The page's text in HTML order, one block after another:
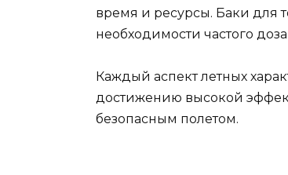
время и ресурсы. Баки для
необходимости частого
Каждый аспект летных
достижению высокой
безопасным полетом.